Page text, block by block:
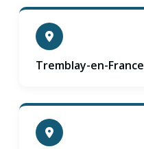
Tremblay-en-France